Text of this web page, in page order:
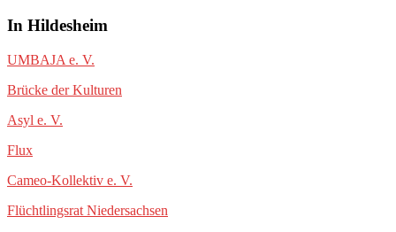
In Hildesheim
UMBAJA e. V.
Brücke der Kulturen
Asyl e. V.
Flux
Cameo-Kollektiv e. V.
Flüchtlingsrat Niedersachsen